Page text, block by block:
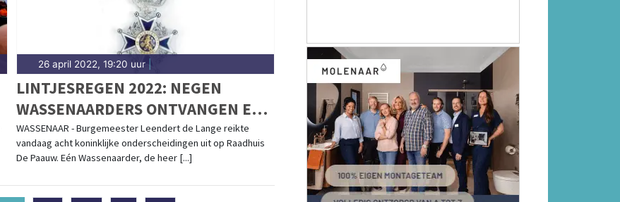
26 april 2022, 19:20 uur|
LINTJESREGEN 2022: NEGEN
WASSENAARDERS ONTVANGEN EEN
KONINKLIJKE ONDERSCHEIDING
WASSENAAR - Burgemeester Leendert de Lange reikte
vandaag acht koninklijke onderscheidingen uit op Raadhuis
De Paauw. Eén Wassenaarder, de heer [...]